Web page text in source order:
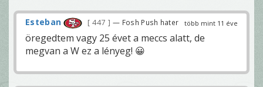
több mint 11 éve
Esteban 447 — Fosh Push hater
öregedtem vagy 25 évet a meccs alatt, de
megvan a W ez a lényeg! 😀